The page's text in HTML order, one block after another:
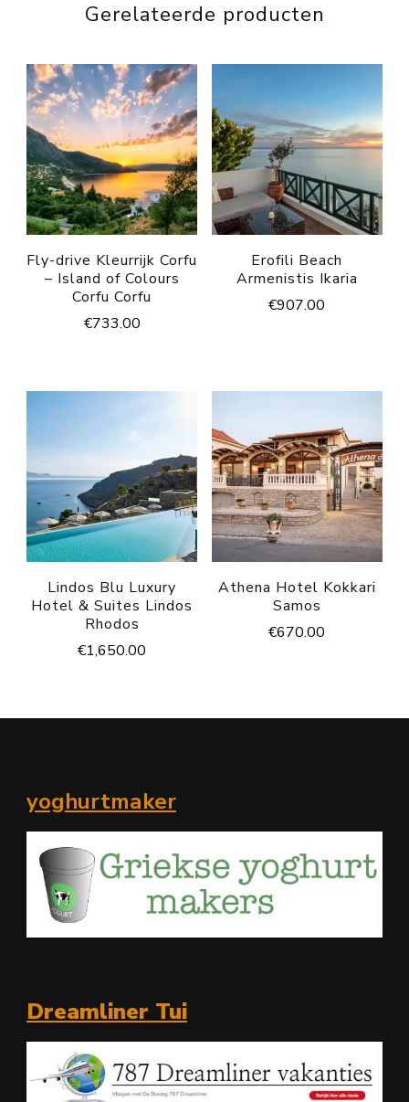
Gerelateerde producten
Fly-drive Kleurrijk Corfu
– Island of Colours
Corfu Corfu
€733.00
Erofili Beach
Armenistis Ikaria
€907.00
Lindos Blu Luxury
Hotel & Suites Lindos
Rhodos
€1,650.00
Athena Hotel Kokkari
Samos
€670.00
yoghurtmaker
Dreamliner Tui